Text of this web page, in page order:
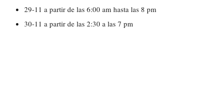
29-11 a partir de las 6:00 am hasta las 8 pm
30-11 a partir de las 2:30 a las 7 pm